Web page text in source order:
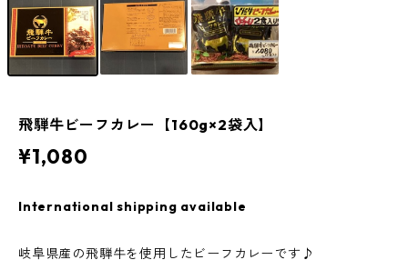
飛騨牛ビーフカレー【160g×2袋入】
¥1,080
International shipping available
岐阜県産の飛騨牛を使用したビーフカレーです♪